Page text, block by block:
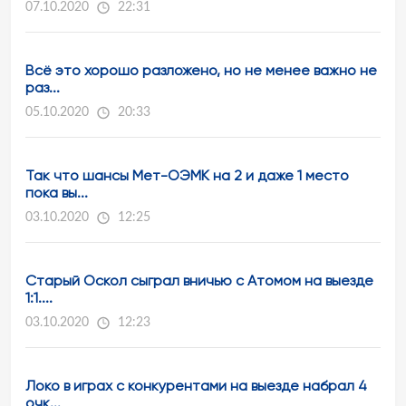
07.10.2020 22:31
Всё это хорошо разложено, но не менее важно не
раз...
05.10.2020 20:33
Так что шансы Мет-ОЭМК на 2 и даже 1 место
пока вы...
03.10.2020 12:25
Старый Оскол сыграл вничью с Атомом на выезде
1:1....
03.10.2020 12:23
Локо в играх с конкурентами на выезде набрал 4